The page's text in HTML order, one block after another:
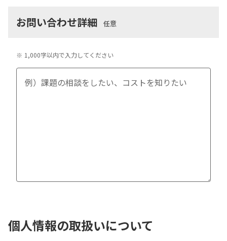
お問い合わせ詳細 任意
※ 1,000字以内で入力してください
個人情報の取扱いについて